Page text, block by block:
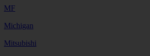
MF
Michigan
Mitsubishi